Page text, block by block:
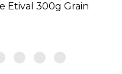
Etival 300g Grain